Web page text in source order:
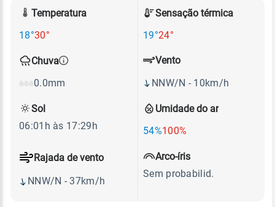
Temperatura
18°30°
Sensação térmica
19°24°
Chuva
0.0mm
Umidade do ar
54%100%
Vento
NNW/N - 10km/h
Rajada de vento
NNW/N - 37km/h
Sol
06:01h às 17:29h
Arco-íris
Sem probabilid.